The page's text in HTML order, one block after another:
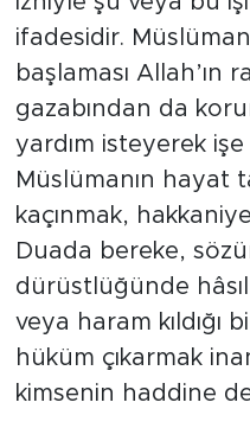
izniyle şu veya bu
ifadesidir.
başlaması Allah’ın
gazabından da
yardım isteyerek işe
Müslümanın hayat
kaçınmak,
Duada bereke,
dürüstlüğünde hâsıl
veya haram kıldığı
hüküm çıkarmak